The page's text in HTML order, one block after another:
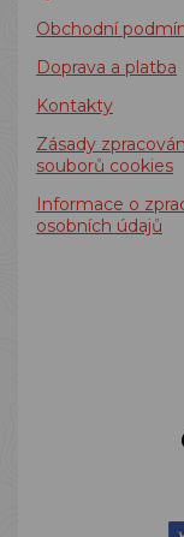
Obchodní
Doprava a platba
Kontakty
Zásady
souborů cookies
Informace o
osobních údajů